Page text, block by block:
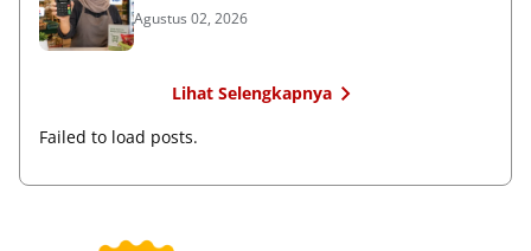
Agustus 02, 2026
Lihat Selengkapnya
Failed to load posts.